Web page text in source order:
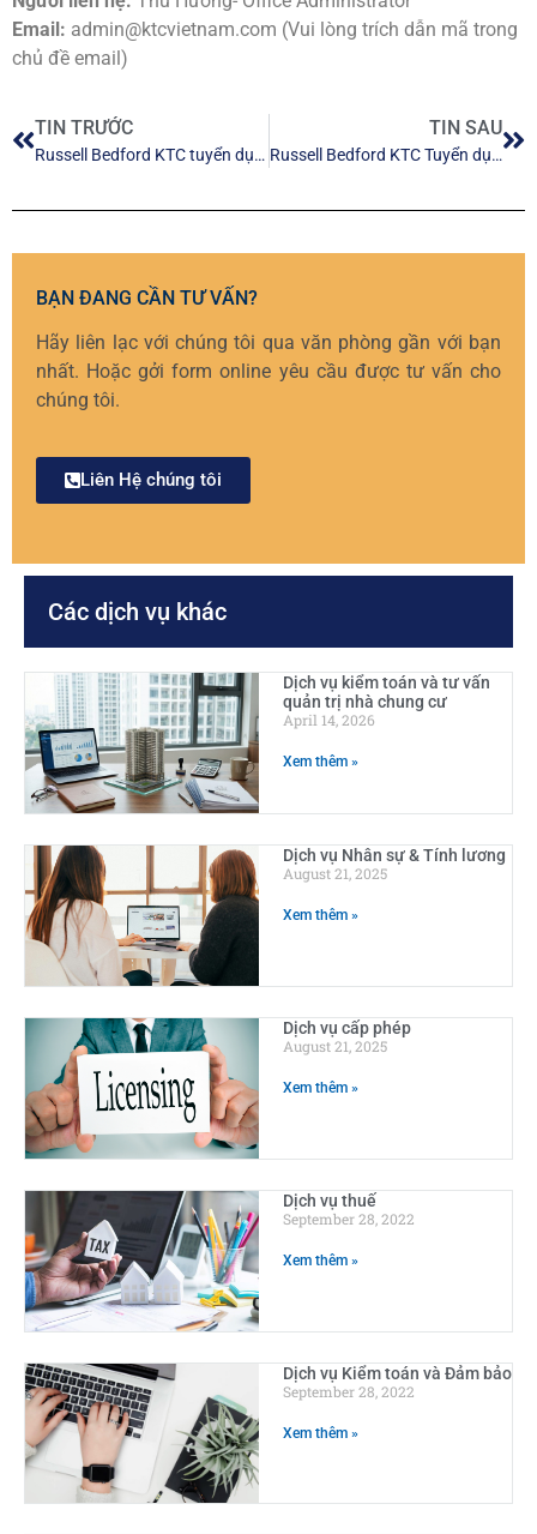
Email: admin@ktcvietnam.com (Vui lòng trích dẫn mã trong
chủ đề email)
TIN TRƯỚC
Russell Bedford KTC tuyển dụng năm 2021
TIN SAU
Russell Bedford KTC Tuyển dụng nhân sự kiểm toán
BẠN ĐANG CẦN TƯ VẤN?
Hãy liên lạc với chúng tôi qua văn phòng gần với bạn
nhất. Hoặc gởi form online yêu cầu được tư vấn cho
chúng tôi.
Liên Hệ chúng tôi
Các dịch vụ khác
Dịch vụ kiểm toán và tư vấn
quản trị nhà chung cư
April 14, 2026
Xem thêm »
Dịch vụ Nhân sự & Tính lương
August 21, 2025
Xem thêm »
Dịch vụ cấp phép
August 21, 2025
Xem thêm »
Dịch vụ thuế
September 28, 2022
Xem thêm »
Dịch vụ Kiểm toán và Đảm bảo
September 28, 2022
Xem thêm »